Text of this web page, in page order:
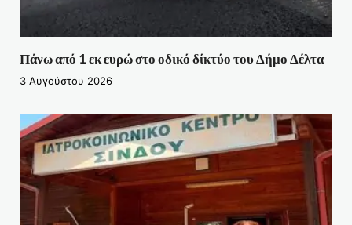
Πάνω από 1 εκ ευρώ στο οδικό δίκτύο του Δήμο Δέλτα
3 Αυγούστου 2026